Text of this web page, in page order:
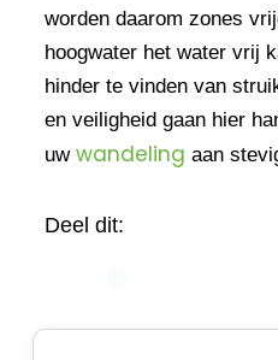
worden daarom zones
hoogwater het water vrij
hinder te vinden van
en veiligheid gaan hier
uw wandeling aan
Deel dit: